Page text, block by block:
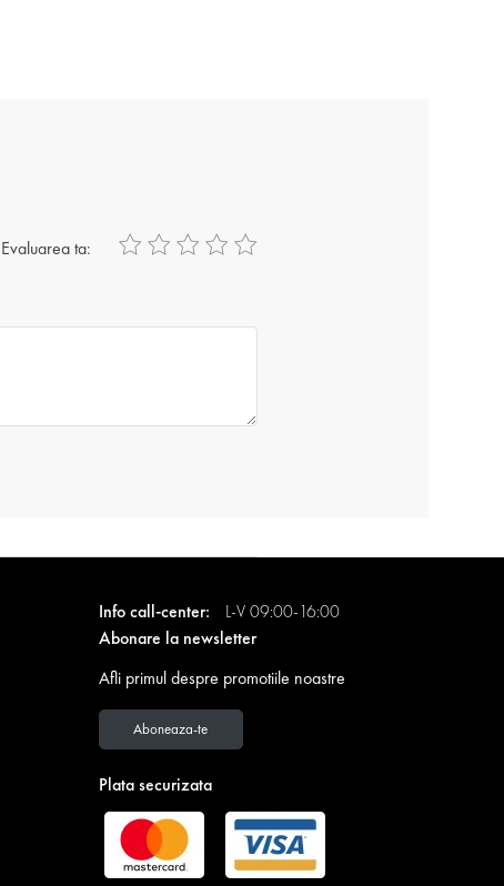
Evaluarea ta:
Info call-center:
L-V 09:00-16:00
Abonare la newsletter
Afli primul despre promotiile noastre
Aboneaza-te
Plata securizata